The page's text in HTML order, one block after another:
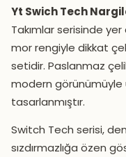
Yt Swich Tech
Takımlar serisinde
mor rengiyle dikkat
setidir. Paslanmaz
modern görünümüyle
tasarlanmıştır.
Switch Tech serisi,
sızdırmazlığa özen